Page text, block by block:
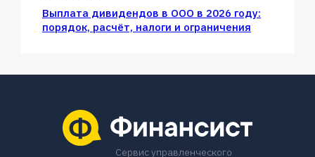
Выплата дивидендов в ООО в 2026 году:
порядок, расчёт, налоги и ограничения
Сервис управленческого